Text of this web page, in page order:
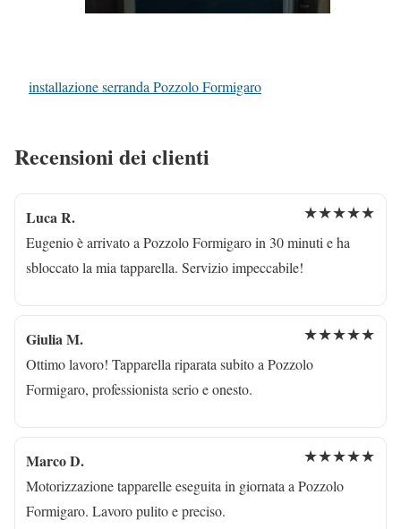
installazione serranda Pozzolo Formigaro
Recensioni dei clienti
Luca R. ★★★★★
Eugenio è arrivato a Pozzolo Formigaro in 30 minuti e ha
sbloccato la mia tapparella. Servizio impeccabile!
Giulia M. ★★★★★
Ottimo lavoro! Tapparella riparata subito a Pozzolo
Formigaro, professionista serio e onesto.
Marco D. ★★★★★
Motorizzazione tapparelle eseguita in giornata a Pozzolo
Formigaro. Lavoro pulito e preciso.